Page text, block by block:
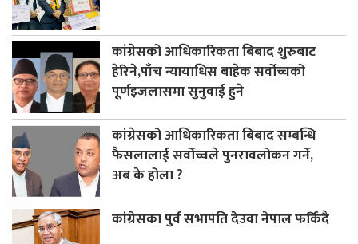
कांग्रेसको आधिकारिकता बिबाद शुरुबाट
हेरिने,पाँच न्यायाधिस बाहेक सर्वोच्चको
पूर्णइजलासमा सुनुवाई हुने
कांग्रेसको आधिकारिकता बिबाद सम्बन्धि
फैसलालाई सर्वोच्चले पुनरावलोकन गर्ने,
अब के होला ?
कांग्रेसका पुर्व सभापति देउवा नेपाल फर्किंदै